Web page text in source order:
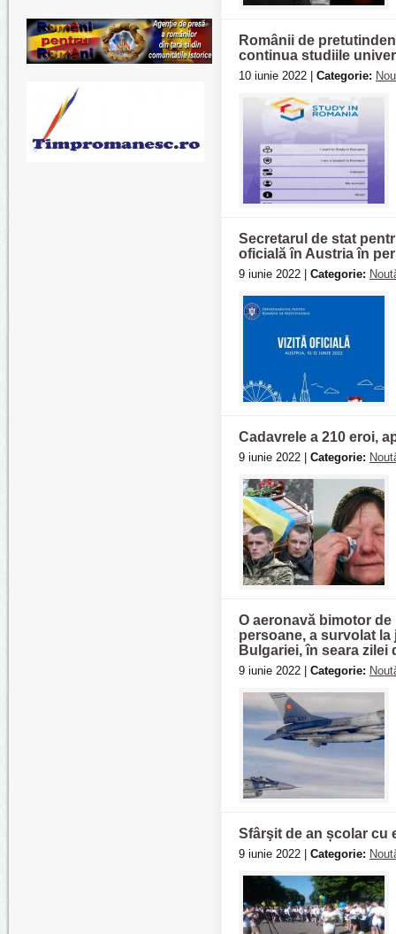
Românii de
continua studiile
10 iunie 2022 | Categorie:
Secretarul de stat
oficială în Austria în
9 iunie 2022 | Categorie:
Cadavrele a 210 eroi,
9 iunie 2022 | Categorie:
O aeronavă bimotor
persoane, a survolat
Bulgariei, în seara zilei
9 iunie 2022 | Categorie:
Sfârşit de an școlar cu
9 iunie 2022 | Categorie: